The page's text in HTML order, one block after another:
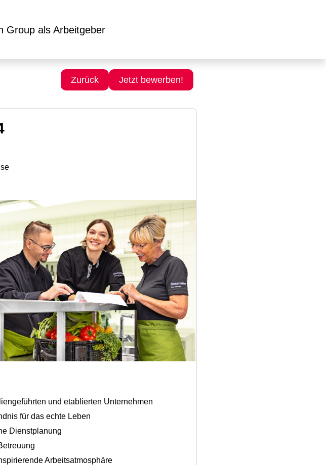
Group als Arbeitgeber
Zurück Jetzt bewerben!
und etablierten Unternehmen
für das echte Leben
Dienstplanung
Arbeitsatmosphäre